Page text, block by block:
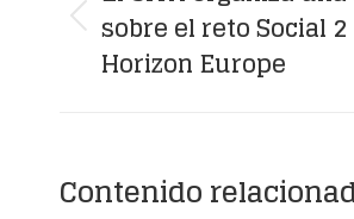
publicaciones
Publicación
anterior:
sobre el reto Social
Horizon Europe
Contenido